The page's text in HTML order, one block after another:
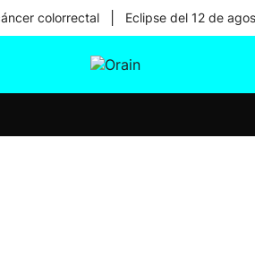
colorrectal Eclipse del 12 de